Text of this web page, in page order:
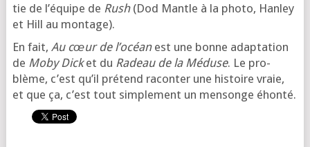
tie de l’é­quipe de Rush(Dod Mantle à la pho­to, Hanley
et Hill au montage).
En fait, Au cœur de l’o­céanest une bonne adap­ta­tion
de Moby Dicket du Radeau de la Méduse. Le pro­
blème, c’est qu’il pré­tend racon­ter une his­toire vraie,
et que ça, c’est tout sim­ple­ment un men­songe éhonté.